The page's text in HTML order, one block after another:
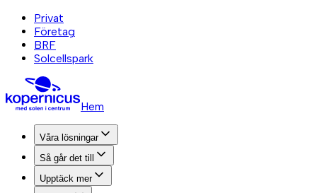
Privat
Företag
BRF
Solcellspark
Hem
Våra lösningar
Så går det till
Upptäck mer